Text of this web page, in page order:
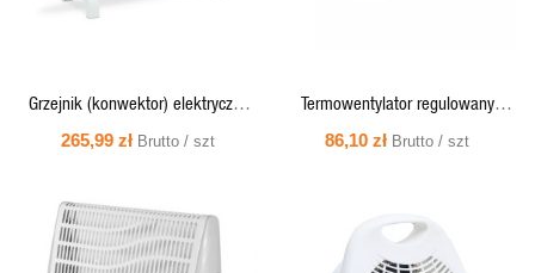
Grzejnik (konwektor) elektryczny
1000W 49x40x6cm (wolonostojący
265,99 zł Brutto / szt
Termowentylator regulowany
poziomy 1000W/2000W HTB.01
86,10 zł Brutto / szt
SZYBKI
SZYBKI